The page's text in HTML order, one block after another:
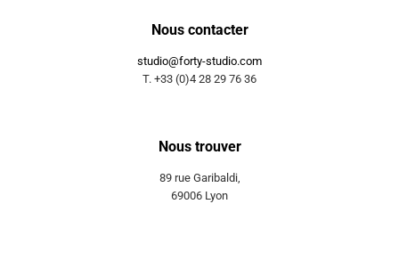
Nous contacter
studio@forty-studio.com
T. +33 (0)4 28 29 76 36
Nous trouver
89 rue Garibaldi,
69006 Lyon